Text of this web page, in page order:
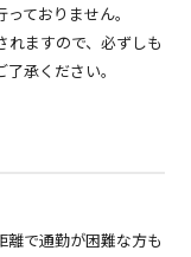
ておりません。
れますので、必ずしも
承ください。
離で通勤が困難な方も